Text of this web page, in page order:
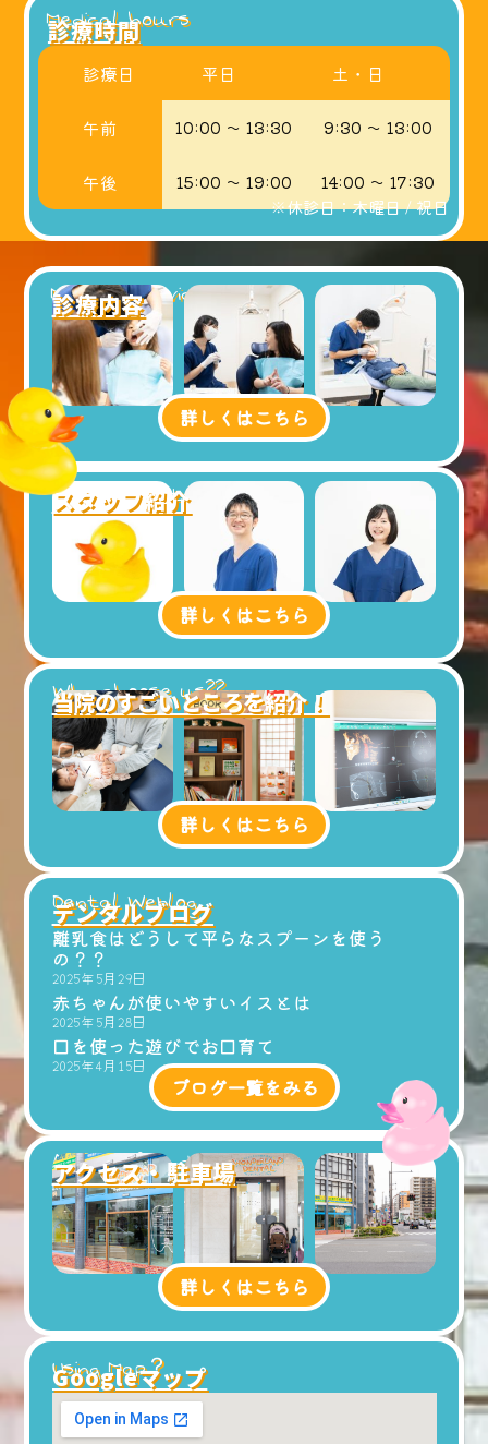
Medical hours
診療時間
診療日 平日 土・日
午前
午後
10:00 〜 13:30 9:30 〜 13:00
15:00 〜 19:00 14:00 〜 17:30
※休診日：木曜日 / 祝日
Medical Services
診療内容
詳しくはこちら
Meet Our Staff
スタッフ紹介
詳しくはこちら
Why choose us??
当院のすごいところを紹介！
詳しくはこちら
Dental Weblog
デンタルブログ
離乳食はどうして平らなスプーンを使う
の？？
2025年5月29日
赤ちゃんが使いやすいイスとは
2025年5月28日
口を使った遊びでお口育て
2025年4月15日
ブログ一覧をみる
Access & Parking
アクセス・駐車場
詳しくはこちら
Using Map？
Googleマップ